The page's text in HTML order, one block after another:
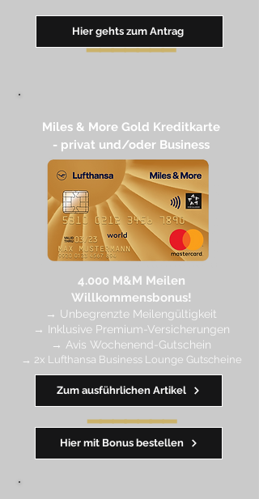
━━━━━━━
Hier gehts zum Antrag
Miles & More Gold Kreditkarte​
- privat und/oder Business
4.000 M&M Meilen
Willkommensbonus!
→ Unbegrenzte Meilengültigkeit
→ Inklusive Premium-Versicherungen
→ Avis Wochenend-Gutschein
→ 2x Lufthansa Business Lounge Gutscheine
━━━━━━━
Hier mit Bonus bestellen
Zum ausführlichen Artikel